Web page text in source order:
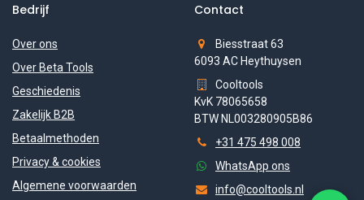
Bedrijf
Over ons
Over Beta Tools
Geschiedenis
Zakelijk B2B
Betaalmethoden
Privacy & cookies
Algemene voorwaarden
Contact
Biesstraat 63
6093 AC Heythuysen
Cooltools
KvK 78065658
BTW NL003280905B86
+31 475 498 008
WhatsApp ons
info@cooltools.nl